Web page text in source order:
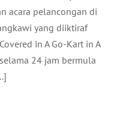
acara pelancongan di
yang diiktiraf
in A Go-Kart in A
24 jam bermula
AL-QURAN